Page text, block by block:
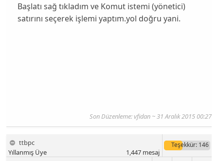
Başlatı sağ tıkladım ve Komut istemi (yönetici)
satırını seçerek işlemi yaptım.yol doğru yani.
Son Düzenleme: vfidan ~ 31 Aralık 2015 00:27
ttbpc
Yıllanmış Üye
Teşekkür: 146
1,447mesaj